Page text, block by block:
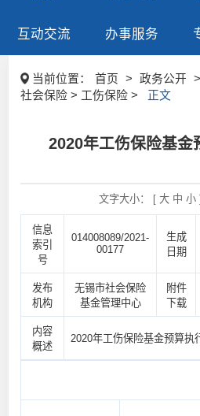
互动交流 办事服务
当前位置： 首页 > 政务公开
社会保险 > 工伤保险 >
正文
2020年工伤保险基金
文字大小： [ 大 中 小
信息
索引
号
014008089/2021-
00177
生成
日期
发布
机构
无锡市社会保险
基金管理中心
附件
下载
内容
概述
2020年工伤保险基金预算执